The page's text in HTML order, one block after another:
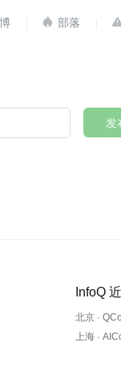

发
InfoQ
北京 ·
上海 ·